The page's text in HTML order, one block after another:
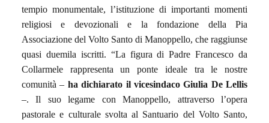
tempio monumentale, l’istituzione di importanti momenti
religiosi e devozionali e la fondazione della Pia
Associazione del Volto Santo di Manoppello, che raggiunse
quasi duemila iscritti. “La figura di Padre Francesco da
Collarmele rappresenta un ponte ideale tra le nostre
comunità – ha dichiarato il vicesindaco Giulia De Lellis
–. Il suo legame con Manoppello, attraverso l’opera
pastorale e culturale svolta al Santuario del Volto Santo,